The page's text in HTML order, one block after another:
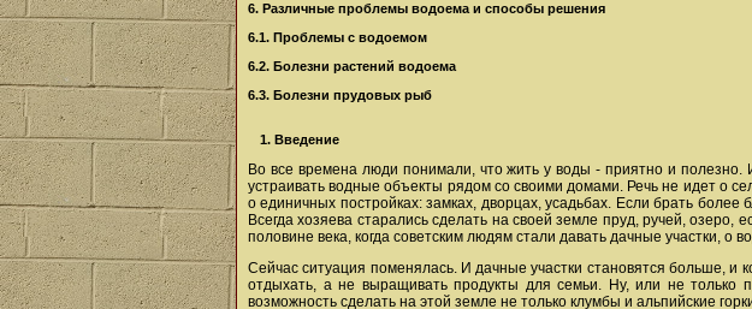
6. Различные проблемы водоема и способы решения
6.1. Проблемы с водоемом
6.2. Болезни растений водоема
6.3. Болезни прудовых рыб
1. Введение
Во все времена люди понимали, что жить у воды - приятно и
устраивать водные объекты рядом со своими домами. Речь не идет о
о единичных постройках: замках, дворцах, усадьбах. Если брать более
Всегда хозяева старались сделать на своей земле пруд, ручей,
половине века, когда советским людям стали давать дачные участки, о
Сейчас ситуация поменялась. И дачные участки становятся больше, и
отдыхать, а не выращивать продукты для семьи. Ну, или не только
возможность сделать на этой земле не только клумбы и альпийские